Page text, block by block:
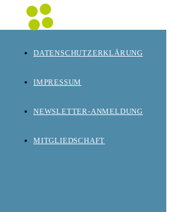
DATENSCHUTZERKLÄRUNG
IMPRESSUM
NEWSLETTER-ANMELDUNG
MITGLIEDSCHAFT